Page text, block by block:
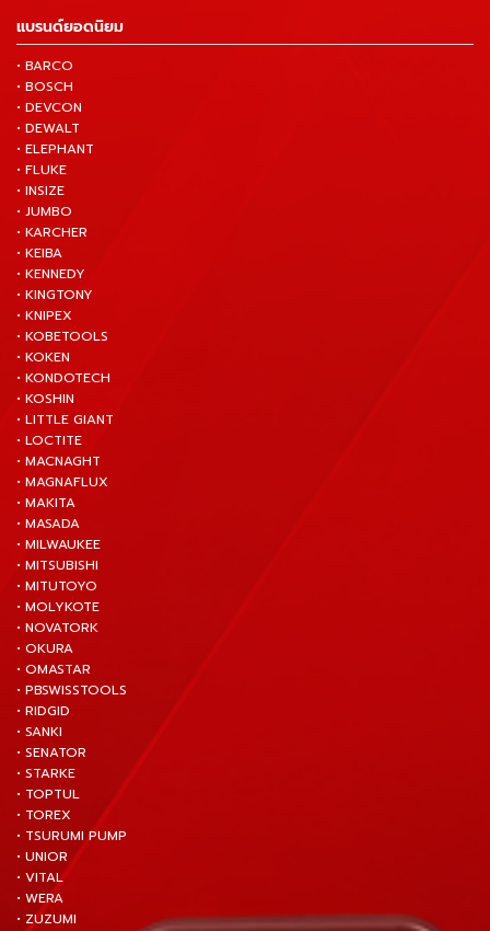
แบรนด์ยอดนิยม
• BARCO
• BOSCH
• DEVCON
• DEWALT
• ELEPHANT
• FLUKE
• INSIZE
• JUMBO
• KARCHER
• KEIBA
• KENNEDY
• KINGTONY
• KNIPEX
• KOBETOOLS
• KOKEN
• KONDOTECH
• KOSHIN
• LITTLE GIANT
• LOCTITE
• MACNAGHT
• MAGNAFLUX
• MAKITA
• MASADA
• MILWAUKEE
• MITSUBISHI
• MITUTOYO
• MOLYKOTE
• NOVATORK
• OKURA
• OMASTAR
• PBSWISSTOOLS
• RIDGID
• SANKI
• SENATOR
• STARKE
• TOPTUL
• TOREX
• TSURUMI PUMP
• UNIOR
• VITAL
• WERA
• ZUZUMI